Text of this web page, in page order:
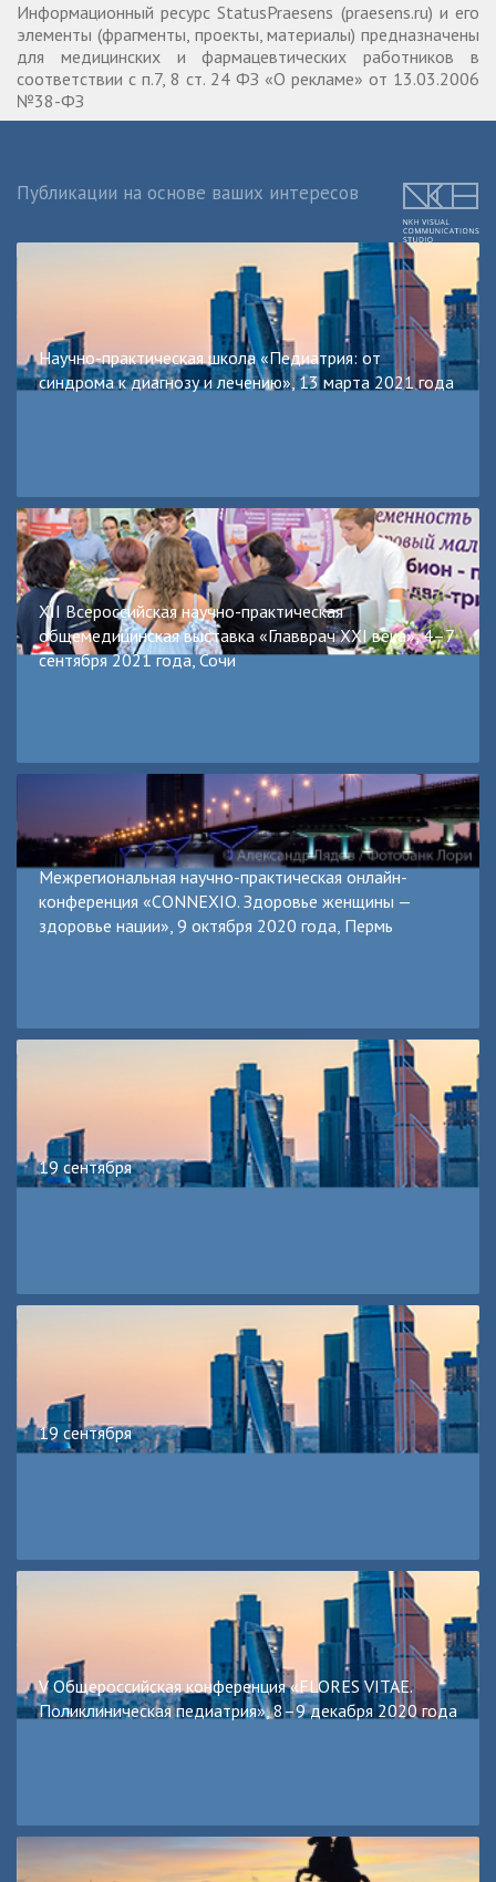
Информационный ресурс StatusPraesens (praesens.ru) и его
элементы (фрагменты, проекты, материалы) предназначены
для медицинских и фармацевтических работников в
соответствии с п.7, 8 ст. 24 ФЗ «О рекламе» от 13.03.2006
№38-ФЗ
Публикации на основе ваших интересов
Научно-практическая школа «Педиатрия: от
синдрома к диагнозу и лечению», 13 марта 2021 года
XII Всероссийская научно-практическая
общемедицинская выставка «Главврач XXI века», 4–7
сентября 2021 года, Сочи
Межрегиональная научно-практическая онлайн-
конференция «CONNEXIO. Здоровье женщины —
здоровье нации», 9 октября 2020 года, Пермь
19 сентября
19 сентября
V Общероссийская конференция «FLORES VITAE.
Поликлиническая педиатрия», 8–9 декабря 2020 года